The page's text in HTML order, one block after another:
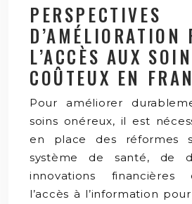
PERSPECTIVES
D’AMÉLIORATION
L’ACCÈS AUX
COÛTEUX EN
Pour améliorer
soins onéreux, il est
en place des réformes
système de santé, de
innovations financières
l’accès à l’information